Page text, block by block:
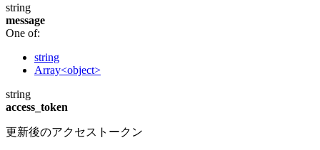
string
message
One of:
string
Array<object>
string
access_token
更新後のアクセストークン